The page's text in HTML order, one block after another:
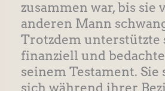
zusammen war, bis sie
anderen Mann
Trotzdem unterstützte
finanziell und
seinem Testament. Sie
sich während ihrer